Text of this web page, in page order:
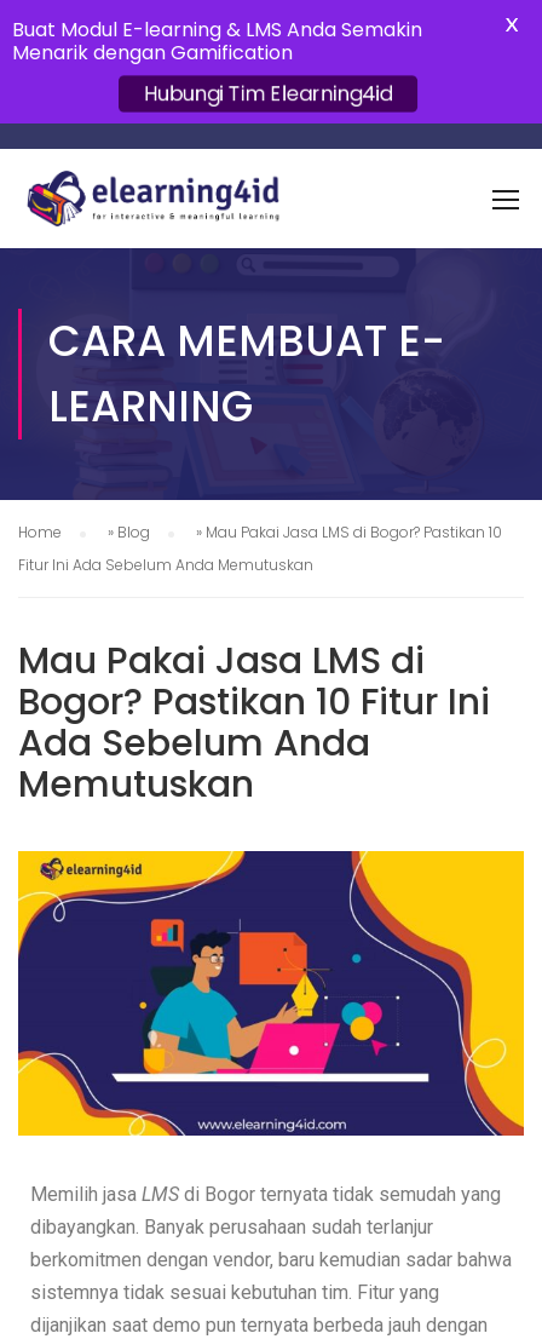
CARA MEMBUAT E-
LEARNING
Home » Blog » Mau Pakai Jasa LMS di Bogor? Pastikan 10
Fitur Ini Ada Sebelum Anda Memutuskan
Mau Pakai Jasa LMS di
Bogor? Pastikan 10 Fitur Ini
Ada Sebelum Anda
Memutuskan
Memilih jasa LMS di Bogor ternyata tidak semudah yang
dibayangkan. Banyak perusahaan sudah terlanjur
berkomitmen dengan vendor, baru kemudian sadar bahwa
sistemnya tidak sesuai kebutuhan tim. Fitur yang
dijanjikan saat demo pun ternyata berbeda jauh dengan
Buat Modul E-learning & LMS Anda Semakin
Menarik dengan Gamification
Hubungi Tim Elearning4id
X